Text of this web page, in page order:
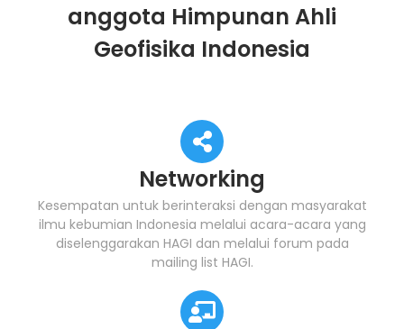
anggota Himpunan Ahli
Geofisika Indonesia
Networking
Kesempatan untuk berinteraksi dengan masyarakat
ilmu kebumian Indonesia melalui acara-acara yang
diselenggarakan HAGI dan melalui forum pada
mailing list HAGI.